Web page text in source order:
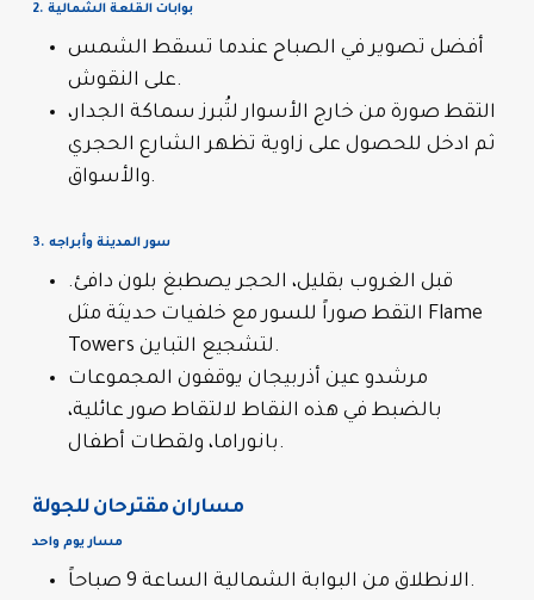
2. بوابات القلعة الشمالية
أفضل تصوير في الصباح عندما تسقط الشمس
على النقوش.
التقط صورة من خارج الأسوار لتُبرز سماكة الجدار،
ثم ادخل للحصول على زاوية تظهر الشارع الحجري
والأسواق.
3. سور المدينة وأبراجه
قبل الغروب بقليل، الحجر يصطبغ بلون دافئ.
التقط صوراً للسور مع خلفيات حديثة مثل Flame
Towers لتشجيع التباين.
مرشدو عين أذربيجان يوقفون المجموعات
بالضبط في هذه النقاط لالتقاط صور عائلية،
بانوراما، ولقطات أطفال.
مساران مقترحان للجولة
مسار يوم واحد
الانطلاق من البوابة الشمالية الساعة 9 صباحاً.